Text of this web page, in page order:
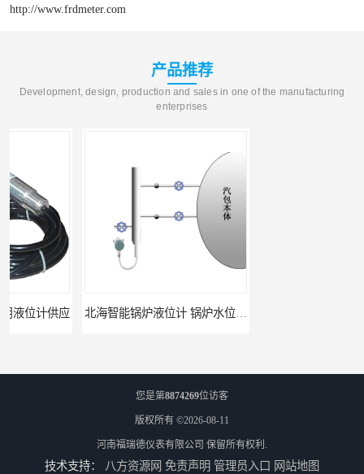
http://www.frdmeter.com
产品推荐
Development, design, production and sales in one of the manufacturing
enterprises
北海智能锅炉液位计 锅炉水位计厂商 自动适应自动校准
您是第8874269位访客
版权所有 ©2026-08-11
河南福瑞德仪表有限公司 保留所有权利.
技术支持： 八方资源网 免责声明 管理员入口 网站地图